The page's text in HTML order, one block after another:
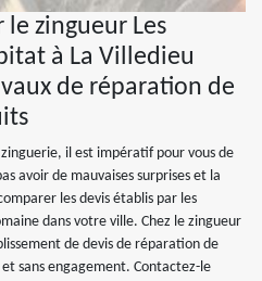
le zingueur Les
à La Villedieu
de réparation de
il est impératif pour vous de
avoir de mauvaises surprises et la
les devis établis par les
dans votre ville. Chez le zingueur
de devis de réparation de
sans engagement. Contactez-le